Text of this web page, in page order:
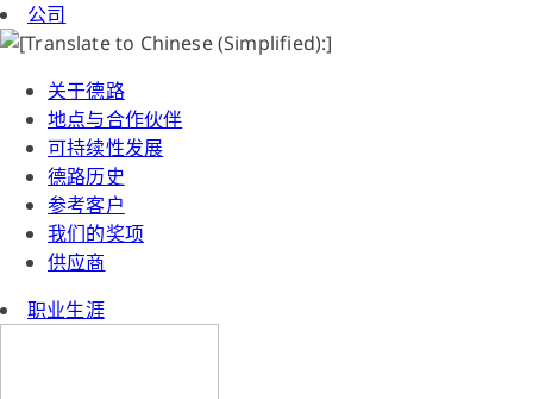
公司
关于德路
地点与合作伙伴
可持续性发展
德路历史
参考客户
我们的奖项
供应商
职业生涯